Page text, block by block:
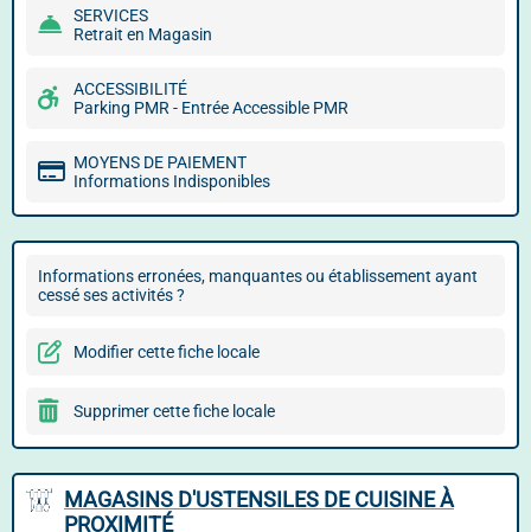
SERVICES
Retrait en Magasin
ACCESSIBILITÉ
Parking PMR - Entrée Accessible PMR
MOYENS DE PAIEMENT
Informations Indisponibles
Informations erronées, manquantes ou établissement ayant
cessé ses activités ?
Modifier cette fiche locale
Supprimer cette fiche locale
MAGASINS D'USTENSILES DE CUISINE À
PROXIMITÉ